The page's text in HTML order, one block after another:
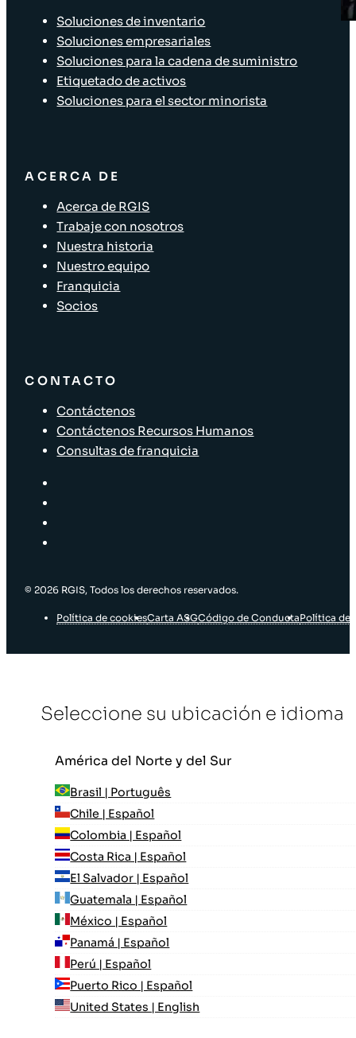
Soluciones de inventario
Soluciones empresariales
Soluciones para la cadena de suministro
Etiquetado de activos
Soluciones para el sector minorista
ACERCA DE
Acerca de RGIS
Trabaje con nosotros
Nuestra historia
Nuestro equipo
Franquicia
Socios
CONTACTO
Contáctenos
Contáctenos Recursos Humanos
Consultas de franquicia
© 2026 RGIS, Todos los derechos reservados.
Política de cookiesCarta ASGCódigo de ConductaPolítica de
Seleccione su ubicación e idioma
América del Norte y del Sur
Brasil | Português
Chile | Español
Colombia | Español
Costa Rica | Español
El Salvador | Español
Guatemala | Español
México | Español
Panamá | Español
Perú | Español
Puerto Rico | Español
United States | English